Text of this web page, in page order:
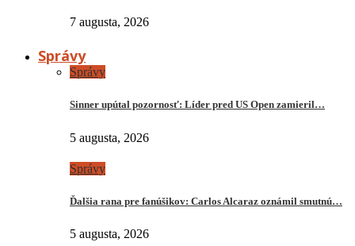
7 augusta, 2026
Správy
Správy
Sinner upútal pozornosť: Líder pred US Open zamieril…
5 augusta, 2026
Správy
Ďalšia rana pre fanúšikov: Carlos Alcaraz oznámil smutnú…
5 augusta, 2026